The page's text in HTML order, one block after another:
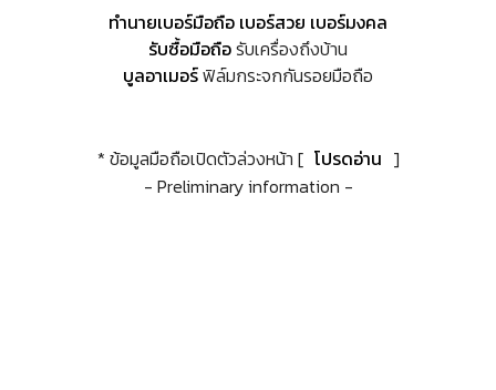
ทำนายเบอร์มือถือ เบอร์สวย เบอร์มงคล
รับซื้อมือถือรับเครื่องถึงบ้าน
บูลอาเมอร์ฟิล์มกระจกกันรอยมือถือ
* ข้อมูลมือถือเปิดตัวล่วงหน้า [ โปรดอ่าน ]
- Preliminary information -